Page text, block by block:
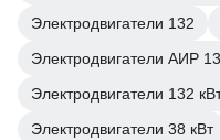
Электродвигатели 132
Электродвигатели АИР
Электродвигатели 132
Электродвигатели 38 кВт